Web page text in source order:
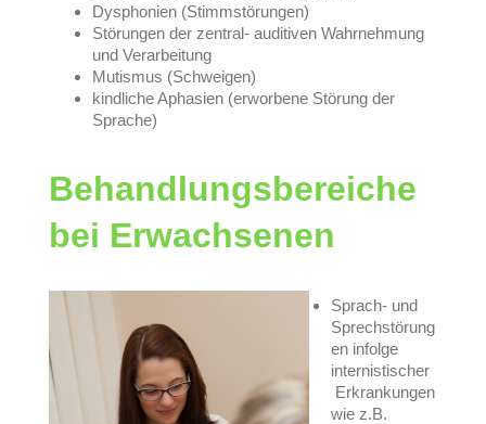
Dysphonien (Stimmstörungen)
Störungen der zentral- auditiven Wahrnehmung
und Verarbeitung
Mutismus (Schweigen)
kindliche Aphasien (erworbene Störung der
Sprache)
Behandlungsbereiche
bei Erwachsenen
Sprach- und
Sprechstörung
en infolge
internistischer
Erkrankungen
wie z.B.